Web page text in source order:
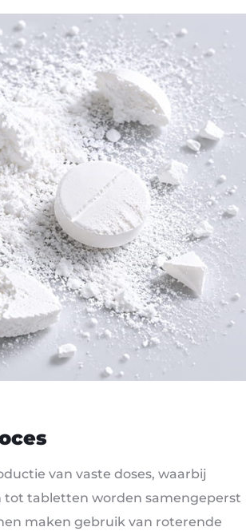
van vaste doses, waarbij
tabletten worden samengeperst
maken gebruik van roterende